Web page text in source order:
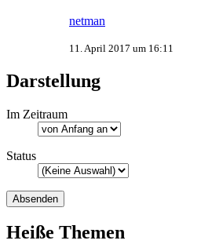
netman
11. April 2017 um 16:11
Darstellung
Im Zeitraum
Status
Heiße Themen